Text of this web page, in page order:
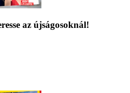
az újságosoknál!